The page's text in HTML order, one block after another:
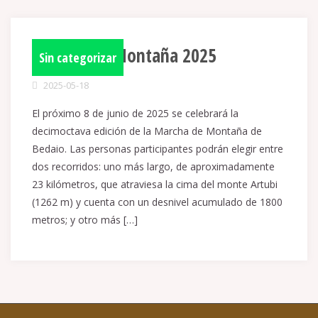
Sin categorizar
Marcha de Montaña 2025
2025-05-18
El próximo 8 de junio de 2025 se celebrará la
decimoctava edición de la Marcha de Montaña de
Bedaio. Las personas participantes podrán elegir entre
dos recorridos: uno más largo, de aproximadamente
23 kilómetros, que atraviesa la cima del monte Artubi
(1262 m) y cuenta con un desnivel acumulado de 1800
metros; y otro más […]